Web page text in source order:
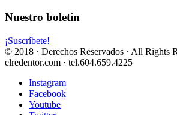
Nuestro boletín
¡Suscríbete!
© 2018 · Derechos Reservados · All Rights
elredentor.com · tel.604.659.4225
Instagram
Facebook
Youtube